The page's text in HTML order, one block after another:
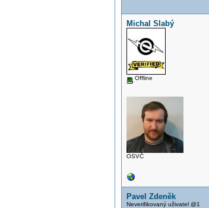
Michal Slabý
Offline
OSVČ
Pavel Zdeněk
Neverifikovaný uživatel @1